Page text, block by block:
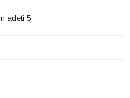
adeti 5